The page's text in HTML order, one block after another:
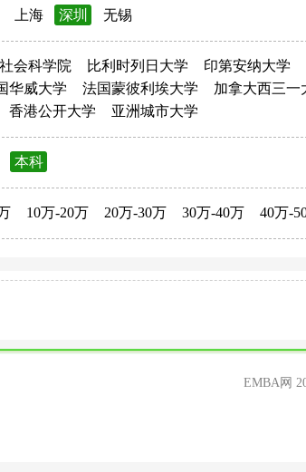
上海 深圳 无锡
会科学院 比利时列日大学 印第安纳大学
华威大学 法国蒙彼利埃大学 加拿大西三一
香港公开大学 亚洲城市大学
本科
10万-20万 20万-30万 30万-40万 40万-
EMBA网